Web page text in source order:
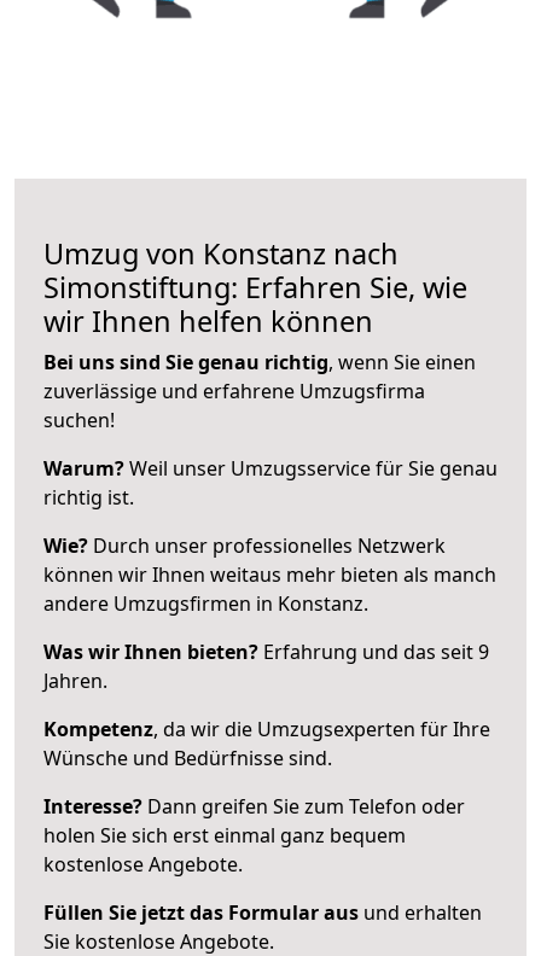
Umzug von Konstanz nach
Simonstiftung: Erfahren Sie, wie
wir Ihnen helfen können
Bei uns sind Sie genau richtig, wenn Sie einen
zuverlässige und erfahrene Umzugsfirma
suchen!
Warum?Weil unser Umzugsservice für Sie genau
richtig ist.
Wie? Durch unser professionelles Netzwerk
können wir Ihnen weitaus mehr bieten als manch
andere Umzugsfirmen in Konstanz.
Was wir Ihnen bieten? Erfahrung und das seit 9
Jahren.
Kompetenz, da wir die Umzugsexperten für Ihre
Wünsche und Bedürfnisse sind.
Interesse? Dann greifen Sie zum Telefon oder
holen Sie sich erst einmal ganz bequem
kostenlose Angebote.
Füllen Sie jetzt das Formular aus und erhalten
Sie kostenlose Angebote.